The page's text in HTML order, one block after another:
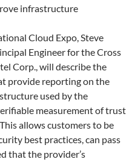
infrastructure
Cloud Expo, Steve
Engineer for the Cross
Corp., will describe the
provide reporting on the
used by the
measurement of trust
allows customers to be
best practices, can pass
that the provider’s